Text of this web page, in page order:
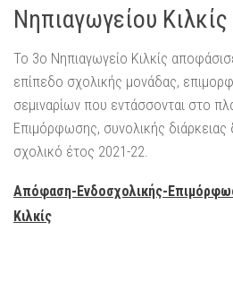
Νηπιαγωγείου Κιλκίς
Το 3ο Νηπιαγωγείο Κιλκίς
επίπεδο σχολικής μονάδας,
σεμιναρίων που εντάσσονται στο
Επιμόρφωσης, συνολικής
σχολικό έτος 2021-22.
Απόφαση-Ενδοσχολικής-
Κιλκίς